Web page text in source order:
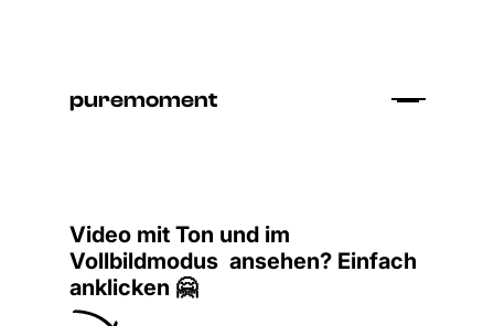
puremoment
Video mit Ton und im
Vollbildmodus ansehen? Einfach
anklicken 🤗